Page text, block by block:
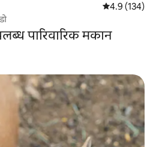
औसत रेटिंग 5 में
4.9 (134)
पारिवारिक मकान